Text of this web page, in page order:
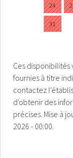
24
31
Ces disponibilités
fournies à titre
contactez
d'obtenir des
précises. Mise à
2026 - 00:00.